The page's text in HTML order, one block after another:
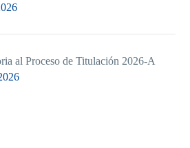
al Proceso de Titulación 2026-A